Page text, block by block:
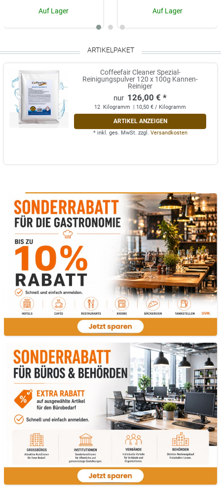
Auf Lager Auf Lager
ARTIKELPAKET
Coffeefair Cleaner Spezial-
Reinigungspulver 120 x 100g Kannen-
Reiniger
126,00 € *
12 Kilogramm | 10,50 € / Kilogramm
ARTIKEL ANZEIGEN
* inkl. ges. MwSt. zzgl. Versandkosten